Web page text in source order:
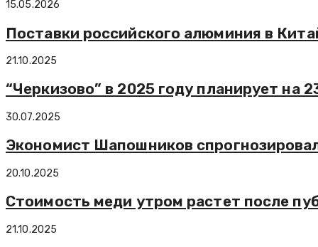
15.05.2026
Поставки российского алюминия в
21.10.2025
“Черкизово” в 2025 году планирует на
30.07.2025
Экономист Шапошников
20.10.2025
Стоимость меди утром растет после
21.10.2025